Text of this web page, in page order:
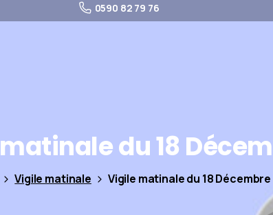
0590 82 79 76
matinaledu18
Vigile matinale Vigile matinale du 18 Décembre